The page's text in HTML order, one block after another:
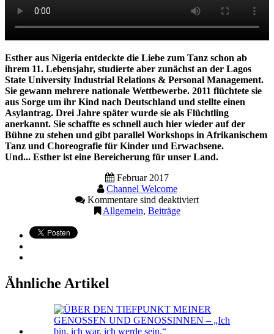
Esther aus Nigeria entdeckte die Liebe zum Tanz schon ab
ihrem 11. Lebensjahr, studierte aber zunächst an der Lagos
State University Industrial Relations & Personal Management.
Sie gewann mehrere nationale Wettbewerbe. 2011 flüchtete sie
aus Sorge um ihr Kind nach Deutschland und stellte einen
Asylantrag. Drei Jahre später wurde sie als Flüchtling
anerkannt. Sie schaffte es schnell auch hier wieder auf der
Bühne zu stehen und gibt parallel Workshops in Afrikanischem
Tanz und Choreografie für Kinder und Erwachsene.
Und... Esther ist eine Bereicherung für unser Land.
Februar 2017
Channel Welcome
Kommentare sind deaktiviert
Allgemein, Beiträge
Ähnliche Artikel